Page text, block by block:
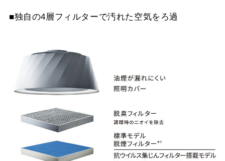
■独自の4層フィルターで汚れた空気をろ過